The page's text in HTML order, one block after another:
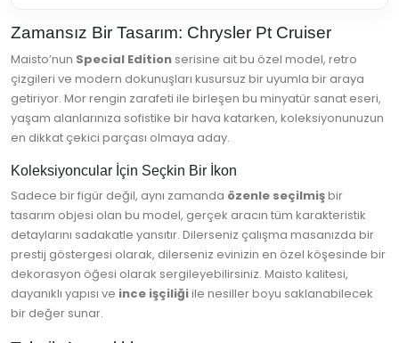
Zamansız Bir Tasarım: Chrysler Pt Cruiser
Maisto’nun Special Edition serisine ait bu özel model, retro
çizgileri ve modern dokunuşları kusursuz bir uyumla bir araya
getiriyor. Mor rengin zarafeti ile birleşen bu minyatür sanat eseri,
yaşam alanlarınıza sofistike bir hava katarken, koleksiyonunuzun
en dikkat çekici parçası olmaya aday.
Koleksiyoncular İçin Seçkin Bir İkon
Sadece bir figür değil, aynı zamanda özenle seçilmişbir
tasarım objesi olan bu model, gerçek aracın tüm karakteristik
detaylarını sadakatle yansıtır. Dilerseniz çalışma masanızda bir
prestij göstergesi olarak, dilerseniz evinizin en özel köşesinde bir
dekorasyon öğesi olarak sergileyebilirsiniz. Maisto kalitesi,
dayanıklı yapısı ve ince işçiliğiile nesiller boyu saklanabilecek
bir değer sunar.